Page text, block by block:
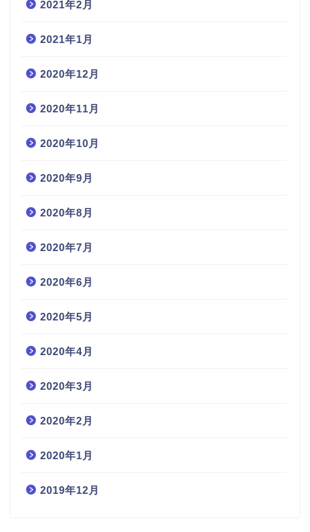
2021年2月
2021年1月
2020年12月
2020年11月
2020年10月
2020年9月
2020年8月
2020年7月
2020年6月
2020年5月
2020年4月
2020年3月
2020年2月
2020年1月
2019年12月